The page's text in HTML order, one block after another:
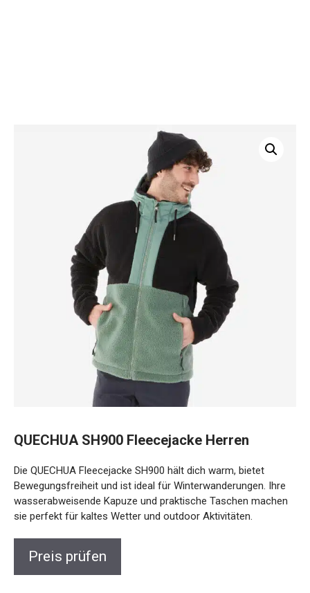
Bewegungsfreiheit und ist ideal für Winterwanderungen. Ihre
wasserabweisende Kapuze und praktische Taschen
machen sie perfekt für kaltes Wetter und outdoor
Aktivitäten.
Preis prüfen